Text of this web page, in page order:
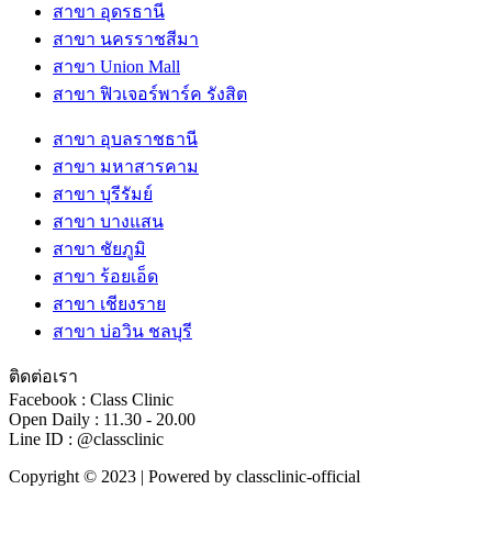
สาขา อุดรธานี
สาขา นครราชสีมา
สาขา Union Mall
สาขา ฟิวเจอร์พาร์ค รังสิต
สาขา อุบลราชธานี
สาขา มหาสารคาม
สาขา บุรีรัมย์
สาขา บางแสน
สาขา ชัยภูมิ
สาขา ร้อยเอ็ด
สาขา เชียงราย
สาขา บ่อวิน ชลบุรี
ติดต่อเรา
Facebook : Class Clinic
Open Daily : 11.30 - 20.00
Line ID : @classclinic​
Copyright © 2023 | Powered by classclinic-official